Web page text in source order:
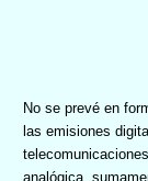
No se prevé en
las emisiones
analógica,